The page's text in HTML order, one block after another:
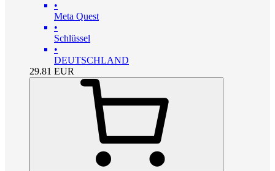
•
Meta Quest
•
Schlüssel
•
DEUTSCHLAND
29.81 EUR